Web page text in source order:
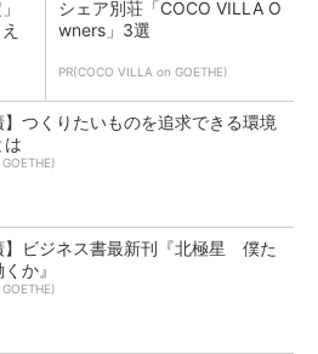
シェア別荘「COCO VILLA O
wners」3選
PR(COCO VILLA on GOETHE)
】つくりたいものを追求できる環境
は
】ビジネス書最新刊『北極星 僕た
か』